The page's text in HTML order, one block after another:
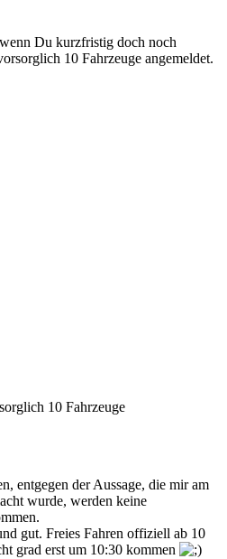
Du kurzfristig doch noch
10 Fahrzeuge angemeldet.
10 Fahrzeuge
entgegen der Aussage, die mir am
wurde, werden keine
gut. Freies Fahren offiziell ab 10
grad erst um 10:30 kommen